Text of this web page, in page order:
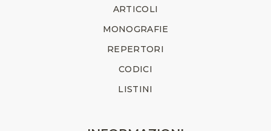
ARTICOLI
MONOGRAFIE
REPERTORI
CODICI
LISTINI